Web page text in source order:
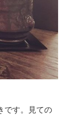
です。見ての